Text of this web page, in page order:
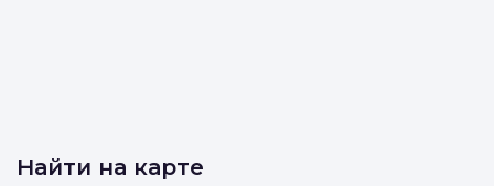
Найти на карте